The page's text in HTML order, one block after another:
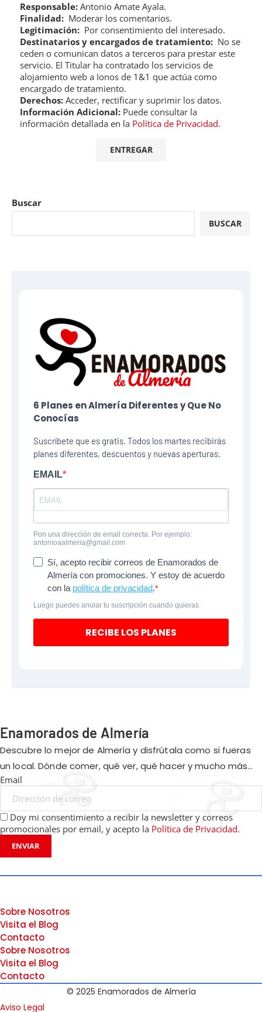
Responsable: Antonio Amate Ayala.
Finalidad: Moderar los comentarios.
Legitimación: Por consentimiento del interesado.
Destinatarios y encargados de tratamiento: No se
ceden o comunican datos a terceros para prestar este
servicio. El Titular ha contratado los servicios de
alojamiento web a Ionos de 1&1 que actúa como
encargado de tratamiento.
Derechos: Acceder, rectificar y suprimir los datos.
Información Adicional: Puede consultar la
información detallada en la Política de Privacidad.
Buscar
BUSCAR
6 Planes​ en Almería Diferentes y Que No
Conocías
Suscríbete que es gratis. Todos los martes recibirás
planes diferentes, descuentos y nuevas aperturas.
EMAIL
Pon una dirección de email correcta. Por ejemplo:
antonioaalmeria@gmail.com
Sí, acepto recibir correos de Enamorados de
Almería con promociones. Y estoy de acuerdo
con la política de privacidad.
Luego puedes anular tu suscripción cuando quieras
RECIBE LOS PLANES
Enamorados de Almería
Descubre lo mejor de Almería y disfrútala como si fueras
un local. Dónde comer, qué ver, qué hacer y mucho más…
Email
Doy mi consentimiento a recibir la newsletter y correos
promocionales por email, y acepto la Política de Privacidad.
ENVIAR
Sobre Nosotros
Visita el Blog
Contacto
Sobre Nosotros
Visita el Blog
Contacto
© 2025 Enamorados de Almería
Aviso Legal